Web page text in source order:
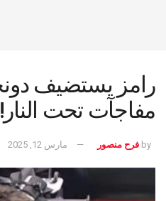
رامز يستضيف
مفاجآت تحت
by فرح منصور مارس 12, 2025